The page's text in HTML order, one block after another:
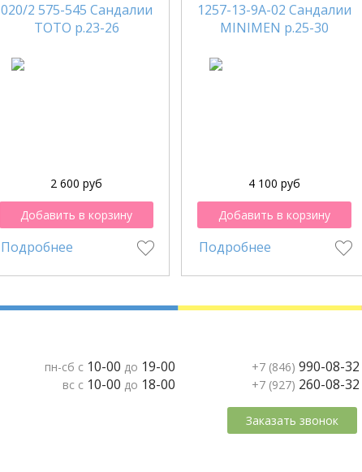
020/2 575-545 Сандалии
ТОТО р.23-26
2 600 руб
Добавить в корзину
Подробнее
1257-13-9А-02 Сандалии
MINIMEN р.25-30
4 100 руб
Добавить в корзину
Подробнее
пн-сб с 10-00 до 19-00
вс с 10-00 до 18-00
+7 (846) 990-08-32
+7 (927) 260-08-32
Заказать звонок